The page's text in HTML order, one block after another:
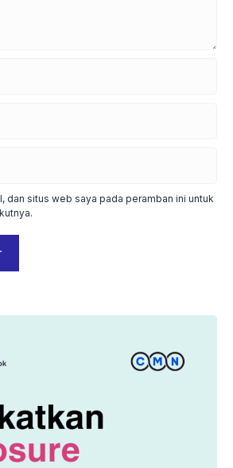
dan situs web saya pada peramban ini untuk